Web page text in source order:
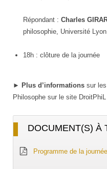
Répondant : Charles
philosophie, Université
18h : clôture de la journée
► Plus d’informations sur
Philosophe sur le site DroitPhiL
DOCUMENT(S) À
Programme de la journée